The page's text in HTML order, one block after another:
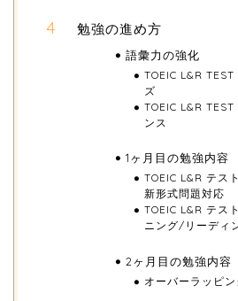
勉強の進め方
語彙力の強化
TOEIC L&R
ズ
TOEIC L&R
ンス
1ヶ月目の勉強内容
TOEIC L&R テス
新形式問題対応
TOEIC L&R テス
ニング/リーディ
2ヶ月目の勉強内容
オーバーラッピ